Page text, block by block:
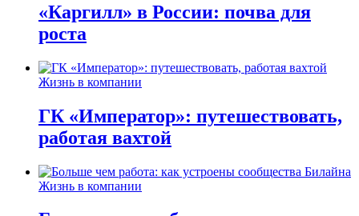
«Каргилл» в России: почва для
роста
Жизнь в компании
ГК «Император»: путешествовать,
работая вахтой
Жизнь в компании